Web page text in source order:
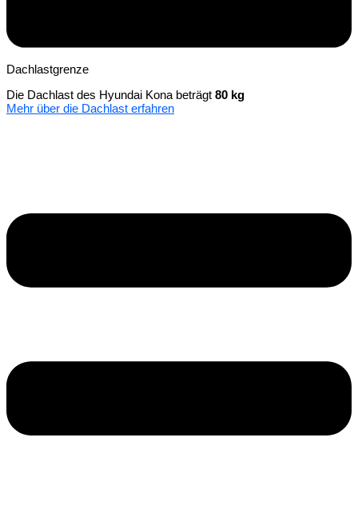
Dachlastgrenze
Die Dachlast des Hyundai Kona beträgt 80 kg
Mehr über die Dachlast erfahren